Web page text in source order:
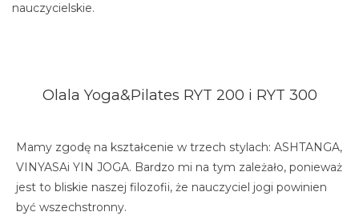
nauczycielskie.
Olala Yoga&Pilates RYT 200 i RYT 300
Mamy zgodę na kształcenie w trzech stylach: ASHTANGA,
VINYASAi YIN JOGA. Bardzo mi na tym zależało, ponieważ
jest to bliskie naszej filozofii, że nauczyciel jogi powinien
być wszechstronny.